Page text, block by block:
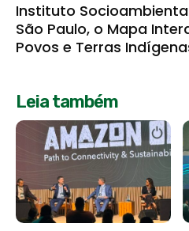
Instituto
São Paulo, o Mapa
Povos e Terras
Leia também